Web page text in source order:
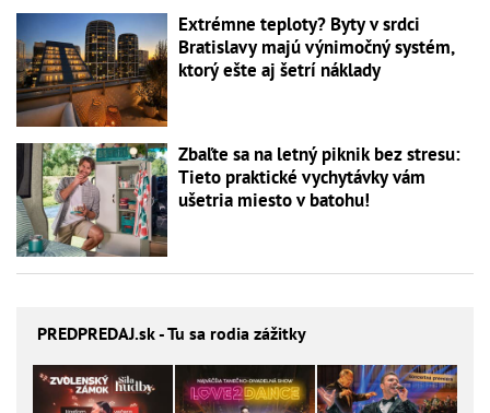
Extrémne teploty? Byty v srdci
Bratislavy majú výnimočný systém,
ktorý ešte aj šetrí náklady
Zbaľte sa na letný piknik bez stresu:
Tieto praktické vychytávky vám
ušetria miesto v batohu!
PREDPREDAJ.sk - Tu sa rodia zážitky